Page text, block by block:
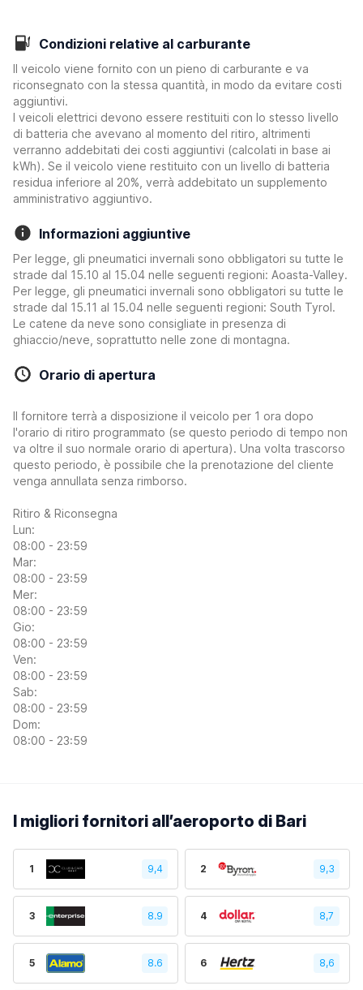
Condizioni relative al carburante
Il veicolo viene fornito con un pieno di carburante e va
riconsegnato con la stessa quantità, in modo da evitare costi
aggiuntivi.
I veicoli elettrici devono essere restituiti con lo stesso livello
di batteria che avevano al momento del ritiro, altrimenti
verranno addebitati dei costi aggiuntivi (calcolati in base ai
kWh). Se il veicolo viene restituito con un livello di batteria
residua inferiore al 20%, verrà addebitato un supplemento
amministrativo aggiuntivo.
Informazioni aggiuntive
Per legge, gli pneumatici invernali sono obbligatori su tutte le
strade dal 15.10 al 15.04 nelle seguenti regioni: Aoasta-Valley.
Per legge, gli pneumatici invernali sono obbligatori su tutte le
strade dal 15.11 al 15.04 nelle seguenti regioni: South Tyrol.
Le catene da neve sono consigliate in presenza di
ghiaccio/neve, soprattutto nelle zone di montagna.
Orario di apertura
Il fornitore terrà a disposizione il veicolo per 1 ora dopo
l'orario di ritiro programmato (se questo periodo di tempo non
va oltre il suo normale orario di apertura). Una volta trascorso
questo periodo, è possibile che la prenotazione del cliente
venga annullata senza rimborso.
Ritiro & Riconsegna
Lun:
08:00 - 23:59
Mar:
08:00 - 23:59
Mer:
08:00 - 23:59
Gio:
08:00 - 23:59
Ven:
08:00 - 23:59
Sab:
08:00 - 23:59
Dom:
08:00 - 23:59
I migliori fornitori all’aeroporto di Bari
1 9,4 2 9,3
3 8.9 4 8,7
5 8.6 6 8,6